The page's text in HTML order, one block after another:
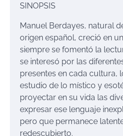
SINOPSIS
Manuel Berdayes, natural
origen español, creció en
siempre se fomentó la
se interesó por las
presentes en cada cultura,
estudio de lo místico y
proyectar en su vida las
expresar ese lenguaje
pero que permanece
redescubierto.